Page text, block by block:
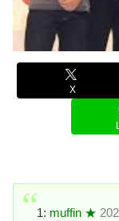
X
1: muffin ★